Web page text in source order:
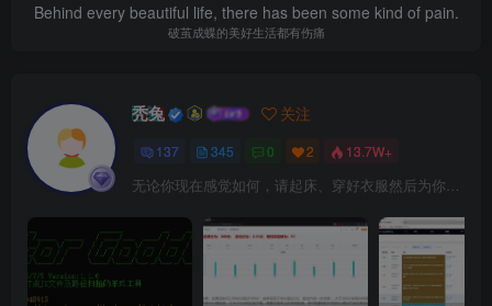
Behind every beautiful life, there has been some kind of pain.
破茧成蝶的美好生活都有伤痛
秃兔 关注
137 345 0 2 13.7W+
无论你现在感觉如何，请起床、穿好衣服然后为你的梦想而奋斗